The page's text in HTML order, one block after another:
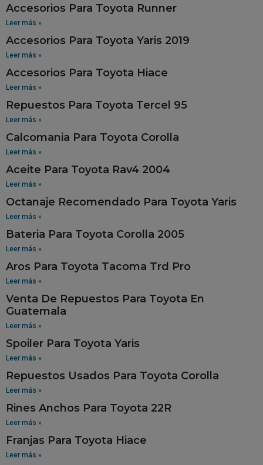
Accesorios Para Toyota Runner
Leer más »
Accesorios Para Toyota Yaris 2019
Leer más »
Accesorios Para Toyota Hiace
Leer más »
Repuestos Para Toyota Tercel 95
Leer más »
Calcomania Para Toyota Corolla
Leer más »
Aceite Para Toyota Rav4 2004
Leer más »
Octanaje Recomendado Para Toyota Yaris
Leer más »
Bateria Para Toyota Corolla 2005
Leer más »
Aros Para Toyota Tacoma Trd Pro
Leer más »
Venta De Repuestos Para Toyota En
Guatemala
Leer más »
Spoiler Para Toyota Yaris
Leer más »
Repuestos Usados Para Toyota Corolla
Leer más »
Rines Anchos Para Toyota 22R
Leer más »
Franjas Para Toyota Hiace
Leer más »